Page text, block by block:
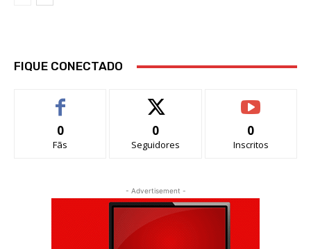
FIQUE CONECTADO
0
Fãs
0
Seguidores
0
Inscritos
- Advertisement -